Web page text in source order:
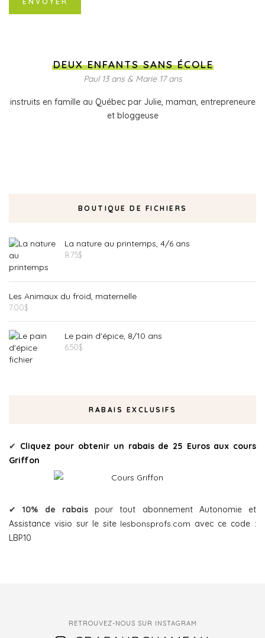
DEUX ENFANTS SANS ÉCOLE
Paul 13 ans & Marie 17 ans
instruits en famille au Québec par Julie, maman, entrepreneure
et bloggeuse
BOUTIQUE DE FICHIERS
La nature au printemps, 4/6 ans
8.75$
Les Animaux du froid, maternelle
7.00$
Le pain d'épice, 8/10 ans
6.50$
RABAIS EXCLUSIFS
✔ Cliquez pour obtenir un rabais de 25 Euros aux cours
Griffon
✔10% de rabaispour tout abonnement Autonomie et
Assistance visio sur le site lesbonsprofs.com avec ce code :
LBP10
RETROUVEZ-NOUS SUR INSTAGRAM